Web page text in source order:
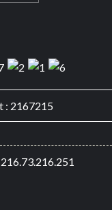
: 2167215